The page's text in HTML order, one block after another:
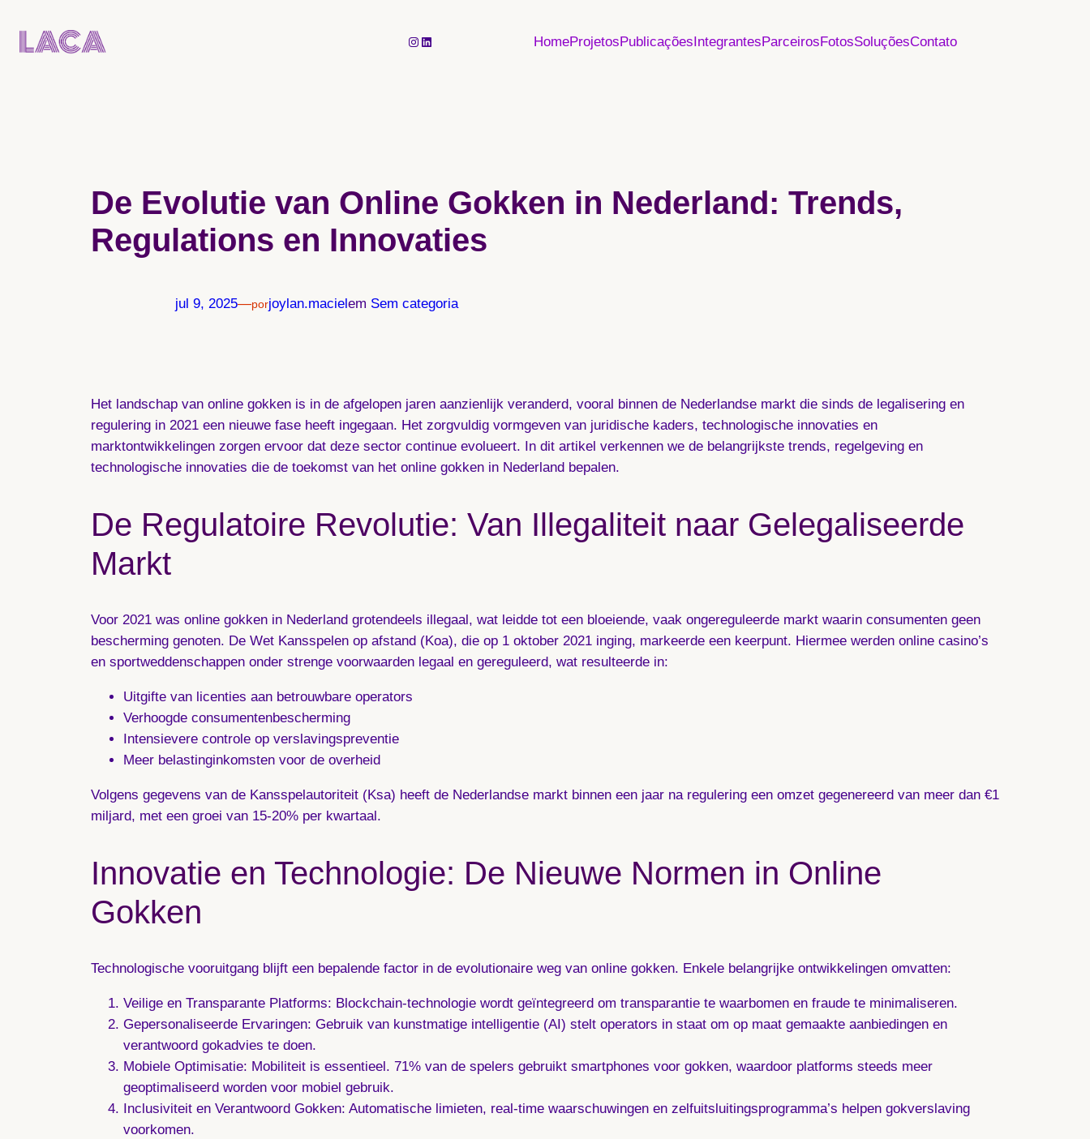
Instagram
LinkedIn HomeProjetosPublicaçõesIntegrantesParceirosFotosSoluçõesContato
De Evolutie van Online Gokken in Nederland: Trends,
Regulations en Innovaties
jul 9, 2025—porjoylan.maciel em Sem categoria
Het landschap van online gokken is in de afgelopen jaren aanzienlijk veranderd, vooral binnen de Nederlandse markt die sinds de legalisering en
regulering in 2021 een nieuwe fase heeft ingegaan. Het zorgvuldig vormgeven van juridische kaders, technologische innovaties en
marktontwikkelingen zorgen ervoor dat deze sector continue evolueert. In dit artikel verkennen we de belangrijkste trends, regelgeving en
technologische innovaties die de toekomst van het online gokken in Nederland bepalen.
De Regulatoire Revolutie: Van Illegaliteit naar Gelegaliseerde
Markt
Voor 2021 was online gokken in Nederland grotendeels illegaal, wat leidde tot een bloeiende, vaak ongereguleerde markt waarin consumenten geen
bescherming genoten. De Wet Kansspelen op afstand (Koa), die op 1 oktober 2021 inging, markeerde een keerpunt. Hiermee werden online casino’s
en sportweddenschappen onder strenge voorwaarden legaal en gereguleerd, wat resulteerde in:
Uitgifte van licenties aan betrouwbare operators
Verhoogde consumentenbescherming
Intensievere controle op verslavingspreventie
Meer belastinginkomsten voor de overheid
Volgens gegevens van de Kansspelautoriteit (Ksa) heeft de Nederlandse markt binnen een jaar na regulering een omzet gegenereerd van meer dan €1
miljard, met een groei van 15-20% per kwartaal.
Innovatie en Technologie: De Nieuwe Normen in Online
Gokken
Technologische vooruitgang blijft een bepalende factor in de evolutionaire weg van online gokken. Enkele belangrijke ontwikkelingen omvatten:
Veilige en Transparante Platforms: Blockchain-technologie wordt geïntegreerd om transparantie te waarbomen en fraude te minimaliseren.
Gepersonaliseerde Ervaringen: Gebruik van kunstmatige intelligentie (AI) stelt operators in staat om op maat gemaakte aanbiedingen en
verantwoord gokadvies te doen.
Mobiele Optimisatie: Mobiliteit is essentieel. 71% van de spelers gebruikt smartphones voor gokken, waardoor platforms steeds meer
geoptimaliseerd worden voor mobiel gebruik.
Inclusiviteit en Verantwoord Gokken: Automatische limieten, real-time waarschuwingen en zelfuitsluitingsprogramma’s helpen gokverslaving
voorkomen.